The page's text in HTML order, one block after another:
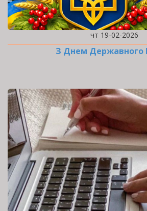
чт 19-02-2026
З Днем Державного